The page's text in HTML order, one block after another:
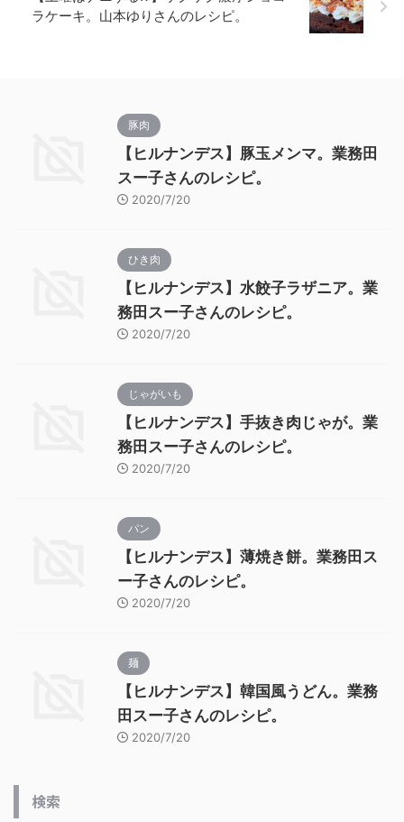
ラケーキ。山本ゆりさんのレシピ。
豚肉
【ヒルナンデス】豚玉メンマ。業務田
スー子さんのレシピ。
2020/7/20
ひき肉
【ヒルナンデス】水餃子ラザニア。業
務田スー子さんのレシピ。
2020/7/20
じゃがいも
【ヒルナンデス】手抜き肉じゃが。業
務田スー子さんのレシピ。
2020/7/20
パン
【ヒルナンデス】薄焼き餅。業務田ス
ー子さんのレシピ。
2020/7/20
麺
【ヒルナンデス】韓国風うどん。業務
田スー子さんのレシピ。
2020/7/20
検索